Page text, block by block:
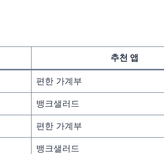
추천 앱
편한 가계부
뱅크샐러드
편한 가계부
뱅크샐러드